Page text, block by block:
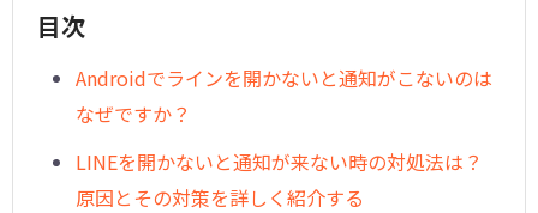
目次
Androidでラインを開かないと通知がこないのは
なぜですか？
LINEを開かないと通知が来ない時の対処法は？
原因とその対策を詳しく紹介する